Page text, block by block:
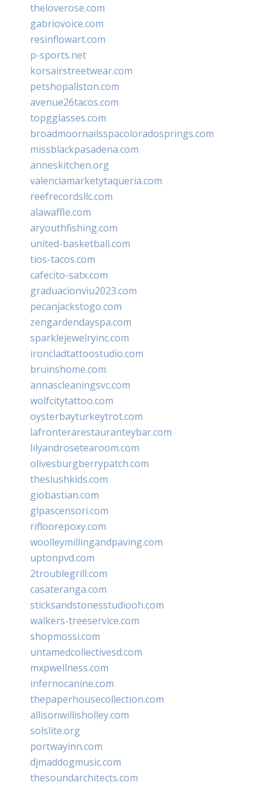
theloverose.com
gabriovoice.com
resinflowart.com
p-sports.net
korsairstreetwear.com
petshopallston.com
avenue26tacos.com
topgglasses.com
broadmoornailsspacoloradosprings.com
missblackpasadena.com
anneskitchen.org
valenciamarketytaqueria.com
reefrecordsllc.com
alawaffle.com
aryouthfishing.com
united-basketball.com
tios-tacos.com
cafecito-satx.com
graduacionviu2023.com
pecanjackstogo.com
zengardendayspa.com
sparklejewelryinc.com
ironcladtattoostudio.com
bruinshome.com
annascleaningsvc.com
wolfcitytattoo.com
oysterbayturkeytrot.com
lafronterarestauranteybar.com
lilyandrosetearoom.com
olivesburgberrypatch.com
theslushkids.com
giobastian.com
glpascensori.com
rifloorepoxy.com
woolleymillingandpaving.com
uptonpvd.com
2troublegrill.com
casateranga.com
sticksandstonesstudiooh.com
walkers-treeservice.com
shopmossi.com
untamedcollectivesd.com
mxpwellness.com
infernocanine.com
thepaperhousecollection.com
allisonwillisholley.com
solslite.org
portwayinn.com
djmaddogmusic.com
thesoundarchitects.com